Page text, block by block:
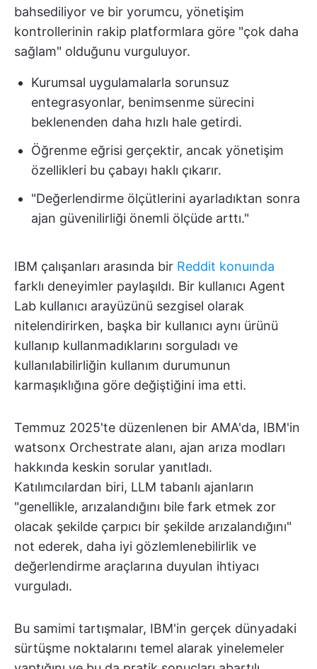
bahsediliyor ve bir yorumcu, yönetişim
kontrollerinin rakip platformlara göre "çok daha
sağlam" olduğunu vurguluyor.
Kurumsal uygulamalarla sorunsuz
entegrasyonlar, benimsenme sürecini
beklenenden daha hızlı hale getirdi.
Öğrenme eğrisi gerçektir, ancak yönetişim
özellikleri bu çabayı haklı çıkarır.
"Değerlendirme ölçütlerini ayarladıktan sonra
ajan güvenilirliği önemli ölçüde arttı."
IBM çalışanları arasında bir Reddit konuında
farklı deneyimler paylaşıldı. Bir kullanıcı Agent
Lab kullanıcı arayüzünü sezgisel olarak
nitelendirirken, başka bir kullanıcı aynı ürünü
kullanıp kullanmadıklarını sorguladı ve
kullanılabilirliğin kullanım durumunun
karmaşıklığına göre değiştiğini ima etti.
Temmuz 2025'te düzenlenen bir AMA'da, IBM'in
watsonx Orchestrate alanı, ajan arıza modları
hakkında keskin sorular yanıtladı.
Katılımcılardan biri, LLM tabanlı ajanların
"genellikle, arızalandığını bile fark etmek zor
olacak şekilde çarpıcı bir şekilde arızalandığını"
not ederek, daha iyi gözlemlenebilirlik ve
değerlendirme araçlarına duyulan ihtiyacı
vurguladı.
Bu samimi tartışmalar, IBM'in gerçek dünyadaki
sürtüşme noktalarını temel alarak yinelemeler